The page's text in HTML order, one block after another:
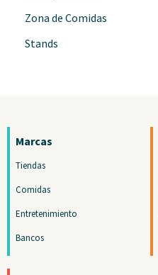
Zona de Comidas
Stands
Marcas
Tiendas
Comidas
Entretenimiento
Bancos